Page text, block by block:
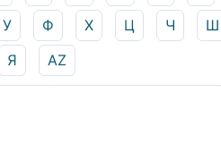
У Ф Х Ц Ч
Ш
Я AZ